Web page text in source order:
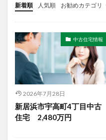
新着順 人気順 お勧めカテゴリ
Uncategorized
中古住宅情報
2026年7月28日
新居浜市宇高町4丁目中古
住宅 2,480万円